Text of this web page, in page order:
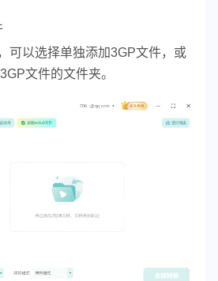
可以选择单独添加3GP文件，或
文件的文件夹。